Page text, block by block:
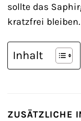
sollte das
kratzfrei bleiben.
Inhalt
ZUSÄTZLICHE